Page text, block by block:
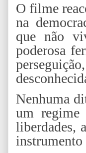
O filme
na
que não
poderosa
Nenhuma
um regime
liberdades,
instrumento